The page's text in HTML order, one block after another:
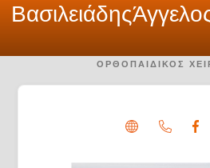
Βασιλειάδης
ΟΡΘΟΠΑΙΔΙΚΌΣ